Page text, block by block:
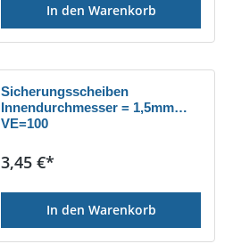
In den Warenkorb
Sicherungsscheiben
Innendurchmesser = 1,5mm
VE=100
Regulärer Preis:
3,45 €*
In den Warenkorb